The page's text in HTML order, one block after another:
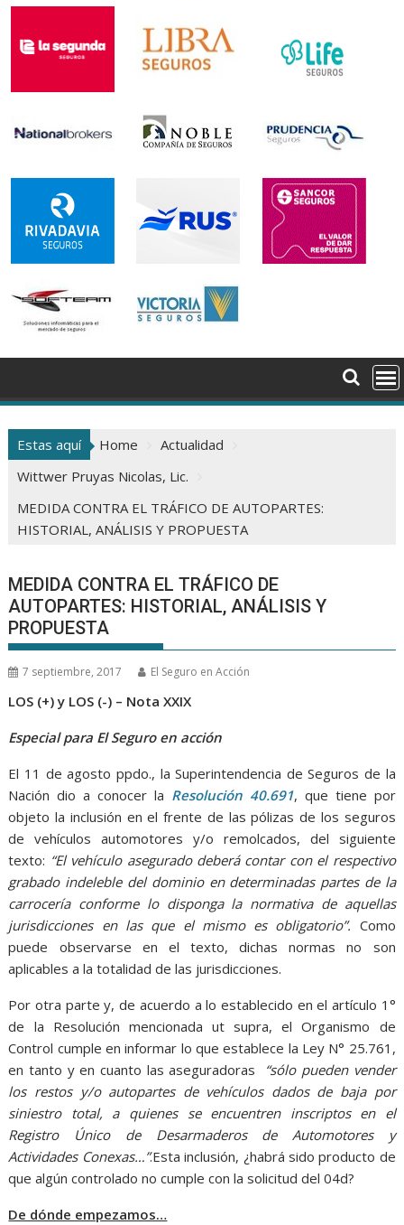
Estas aquí Home
Actualidad
Wittwer Pruyas Nicolas, Lic.
MEDIDA CONTRA EL TRÁFICO DE AUTOPARTES:
HISTORIAL, ANÁLISIS Y PROPUESTA
MEDIDA CONTRA EL TRÁFICO DE
AUTOPARTES: HISTORIAL, ANÁLISIS Y
PROPUESTA
7 septiembre, 2017 El Seguro en Acción
LOS (+) y LOS (-) – Nota XXIX
Especial para El Seguro en acción
El 11 de agosto ppdo., la Superintendencia de Seguros de la
Nación dio a conocer la Resolución 40.691, que tiene por
objeto la inclusión en el frente de las pólizas de los seguros
de vehículos automotores y/o remolcados, del siguiente
texto: “El vehículo asegurado deberá contar con el respectivo
grabado indeleble del dominio en determinadas partes de la
carrocería conforme lo disponga la normativa de aquellas
jurisdicciones en las que el mismo es obligatorio”. Como
puede observarse en el texto, dichas normas no son
aplicables a la totalidad de las jurisdicciones.
Por otra parte y, de acuerdo a lo establecido en el artículo 1°
de la Resolución mencionada ut supra, el Organismo de
Control cumple en informar lo que establece la Ley N° 25.761,
en tanto y en cuanto las aseguradoras “sólo pueden vender
los restos y/o autopartes de vehículos dados de baja por
siniestro total, a quienes se encuentren inscriptos en el
Registro Único de Desarmaderos de Automotores y
Actividades Conexas…”.Esta inclusión, ¿habrá sido producto de
que algún controlado no cumple con la solicitud del 04d?
De dónde empezamos…